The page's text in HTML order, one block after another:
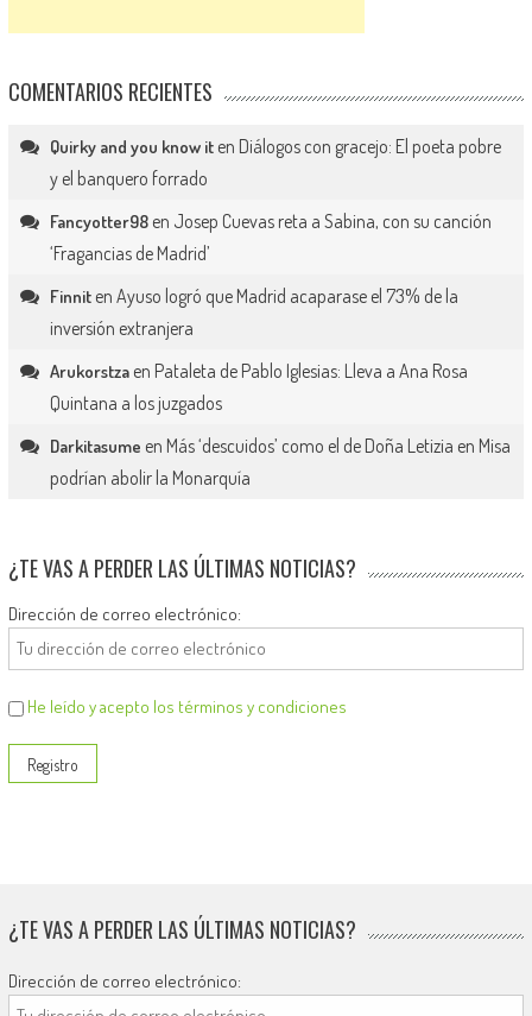
COMENTARIOS RECIENTES
Quirky and you know iten Diálogos con gracejo: El poeta pobre
y el banquero forrado
Fancyotter98en Josep Cuevas reta a Sabina, con su canción
‘Fragancias de Madrid’
Finniten Ayuso logró que Madrid acaparase el 73% de la
inversión extranjera
Arukorstzaen Pataleta de Pablo Iglesias: Lleva a Ana Rosa
Quintana a los juzgados
Darkitasume en Más ‘descuidos’ como el de Doña Letizia en Misa
podrían abolir la Monarquía
¿TE VAS A PERDER LAS ÚLTIMAS NOTICIAS?
Dirección de correo electrónico:
He leído y acepto los términos y condiciones
¿TE VAS A PERDER LAS ÚLTIMAS NOTICIAS?
Dirección de correo electrónico: